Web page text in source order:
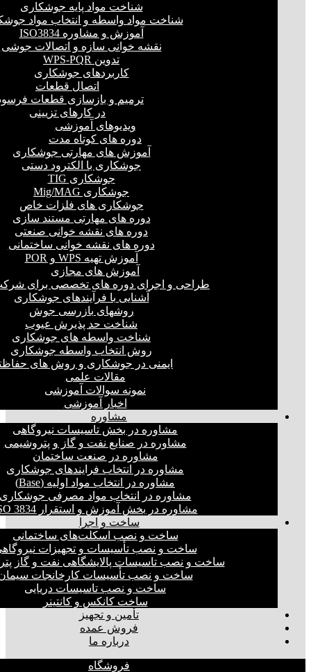
شناخت مواد پایه جوشکاری
شناخت مواد واسطه و انتخاب مواد
آموزش و مشاوره ISO3834
نقشه خوانی سازه و اتصالات جوشی
تدوین WPS-PQR
کاربردهای جوشکاری
اتصال قطعات
ترمیم و بازسازی قطعات
در کارهای تزیینی
ویدیوهای آموزشی
دوره های کوتاه مدت
آموزش های مهارتی جوشکاری
جوشکاری با الکترود دستی
جوشکاری TIG
جوشکاری Mig/MAG
جوشکاری های فلزات خاص
دوره های مهارتی مستند سازی
دوره های نقشه خوانی صنعتی
دوره های نقشه خوانی ساختمانی
آموزش تهیه WPS و POR
آموزش های مجازی
طراحی و اجرای دوره های تخصصی برای
آشنایی با فرآیندهای جوشکاری
روشهای بازرسی جوش
شناخت حد پذیرش عیوب
شناخت واسطه های جوشکاری
روش انتخاب واسطه جوشکاری
ایمنی در جوشکاری و روش های
مقالات علمی
نمونه سوالات آموزشی
اخبار آموزشی
مشاوره
مشاوره در بخش تاسیسات نیروگاهی
مشاوره در صنایع نفت و گاز و پتروشیمی
مشاوره در صنعت ساختمان
مشاوره در انتخاب فرایند‌های جوشکاری
مشاوره در انتخاب مواد اولیه (Base)
مشاوره در انتخاب مواد مصرفی
مشاوره در بخش آموزش و استقرار ISO 3834
ساخت و اجرا
ساخت و نصب اسکلت‌های ساختمانی
ساخت و نصب تأسیسات و تجهیزات
ساخت و نصب تاسیسات پالایشگاهی نفت و گاز
ساخت و نصب تأسیسات کارخانجات
ساخت و نصب تاسیسات دریایی
ساخت کانکس و کانتینر
تأمین و تجهیز
فروش عمده
درباره ما
فروشگاه